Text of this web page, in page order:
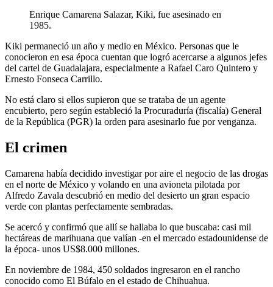
Enrique Camarena Salazar, Kiki, fue asesinado en
1985.
Kiki permaneció un año y medio en México. Personas que le
conocieron en esa época cuentan que logró acercarse a algunos jefes
del cartel de Guadalajara, especialmente a Rafael Caro Quintero y
Ernesto Fonseca Carrillo.
No está claro si ellos supieron que se trataba de un agente
encubierto, pero según estableció la Procuraduría (fiscalía) General
de la República (PGR) la orden para asesinarlo fue por venganza.
El crimen
Camarena había decidido investigar por aire el negocio de las drogas
en el norte de México y volando en una avioneta pilotada por
Alfredo Zavala descubrió en medio del desierto un gran espacio
verde con plantas perfectamente sembradas.
Se acercó y confirmó que allí se hallaba lo que buscaba: casi mil
hectáreas de marihuana que valían -en el mercado estadounidense de
la época- unos US$8.000 millones.
En noviembre de 1984, 450 soldados ingresaron en el rancho
conocido como El Búfalo en el estado de Chihuahua.